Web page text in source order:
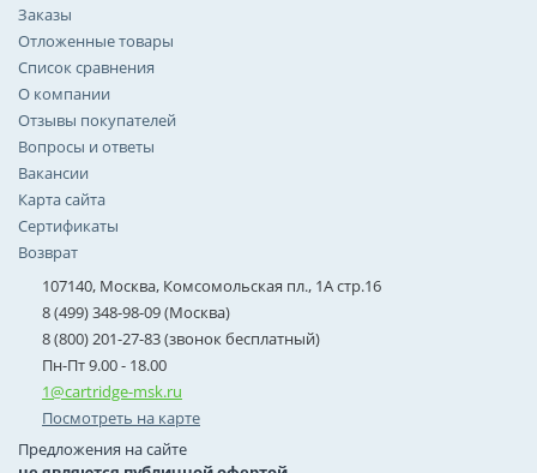
Заказы
Отложенные товары
Список сравнения
О компании
Отзывы покупателей
Вопросы и ответы
Вакансии
Карта сайта
Сертификаты
Возврат
107140, Москва, Комсомольская пл., 1А стр.16
8 (499) 348-98-09 (Москва)
8 (800) 201-27-83 (звонок бесплатный)
Пн-Пт 9.00 - 18.00
1@cartridge-msk.ru
Посмотреть на карте
Предложения на сайте